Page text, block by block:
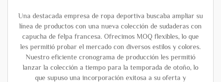
Una destacada empresa de ropa deportiva buscaba ampliar su
línea de productos con una nueva colección de sudaderas con
capucha de felpa francesa. Ofrecimos MOQ flexibles, lo que
les permitió probar el mercado con diversos estilos y colores.
Nuestro eficiente cronograma de producción les permitió
lanzar la colección a tiempo para la temporada de otoño, lo
que supuso una incorporación exitosa a su oferta y